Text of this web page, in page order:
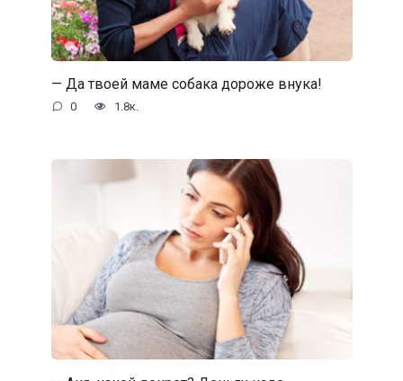
— Да твоей маме собака дороже внука!
0 1.8к.